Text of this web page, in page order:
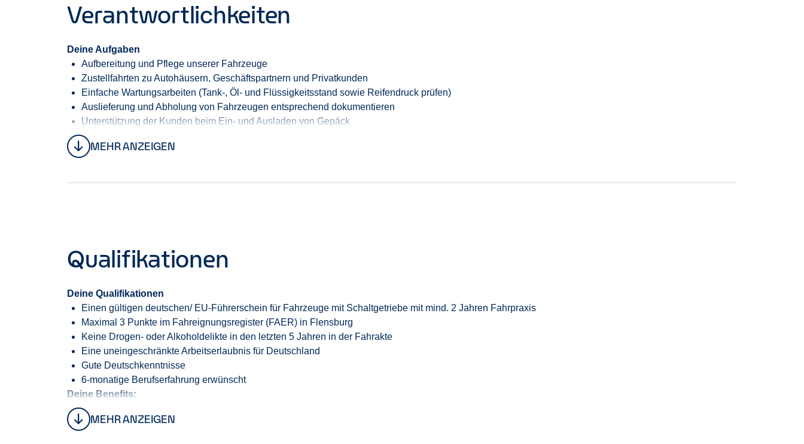
Verantwortlichkeiten
MEHR ANZEIGEN
Deine Aufgaben
Aufbereitung und Pflege unserer Fahrzeuge
Zustellfahrten zu Autohäusern, Geschäftspartnern und Privatkunden
Einfache Wartungsarbeiten (Tank-, Öl- und Flüssigkeitsstand sowie Reifendruck prüfen)
Auslieferung und Abholung von Fahrzeugen entsprechend dokumentieren
Unterstützung der Kunden beim Ein- und Ausladen von Gepäck
Qualifikationen
MEHR ANZEIGEN
Deine Qualifikationen
Einen gültigen deutschen/ EU-Führerschein für Fahrzeuge mit Schaltgetriebe mit mind. 2 Jahren Fahrpraxis
Maximal 3 Punkte im Fahreignungsregister (FAER) in Flensburg
Keine Drogen- oder Alkoholdelikte in den letzten 5 Jahren in der Fahrakte
Eine uneingeschränkteArbeitserlaubnis für Deutschland
Gute Deutschkenntnisse
6-monatige Berufserfahrung erwünscht
Deine Benefits:
Einen langfristigen Arbeitsplatz
Eine faire und pünktliche Bezahlung